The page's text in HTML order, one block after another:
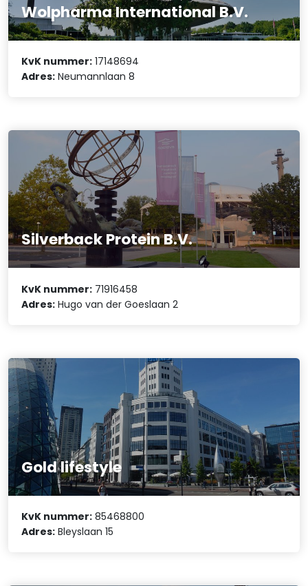
Wolpharma International B.V.
KvK nummer: 17148694
Adres: Neumannlaan 8
Silverback Protein B.V.
KvK nummer: 71916458
Adres: Hugo van der Goeslaan 2
Gold lifestyle
KvK nummer: 85468800
Adres: Bleyslaan 15